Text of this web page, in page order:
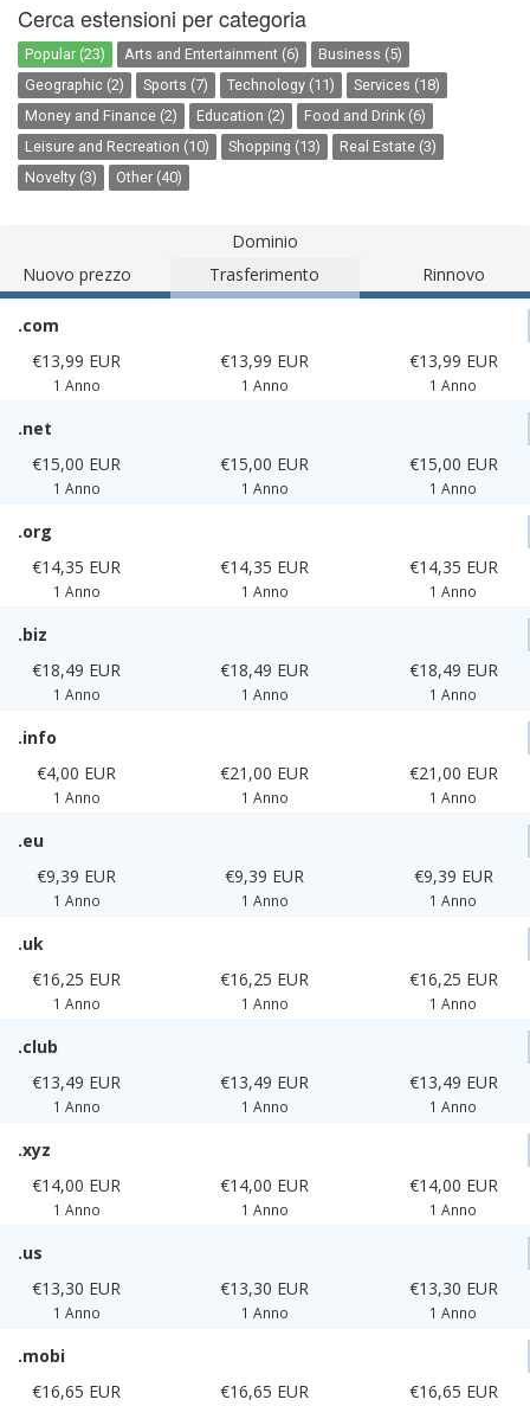
Cerca estensioni per categoria
Popular (23) Arts and Entertainment (6)
Business (5)
Geographic (2)
Sports (7) Technology (11)
Services (18)
Money and Finance (2)
Education (2)
Food and Drink (6)
Leisure and Recreation (10)
Shopping (13)
Real Estate (3)
Novelty (3)
Other (40)
Dominio
Nuovo prezzo
Trasferimento Rinnovo
.com
€13,99 EUR
1 Anno
€13,99 EUR
1 Anno
€13,99 EUR
1 Anno
.net
€15,00 EUR
1 Anno
€15,00 EUR
1 Anno
€15,00 EUR
1 Anno
.org
€14,35 EUR
1 Anno
€14,35 EUR
1 Anno
€14,35 EUR
1 Anno
.biz
€18,49 EUR
1 Anno
€18,49 EUR
1 Anno
€18,49 EUR
1 Anno
.info
€4,00 EUR
1 Anno
€21,00 EUR
1 Anno
€21,00 EUR
1 Anno
.eu
€9,39 EUR
1 Anno
€9,39 EUR
1 Anno
€9,39 EUR
1 Anno
.uk
€16,25 EUR
1 Anno
€16,25 EUR
1 Anno
€16,25 EUR
1 Anno
.club
€13,49 EUR
1 Anno
€13,49 EUR
1 Anno
€13,49 EUR
1 Anno
.xyz
€14,00 EUR
1 Anno
€14,00 EUR
1 Anno
€14,00 EUR
1 Anno
.us
€13,30 EUR
1 Anno
€13,30 EUR
1 Anno
€13,30 EUR
1 Anno
.mobi
€16,65 EUR
€16,65 EUR €16,65 EUR